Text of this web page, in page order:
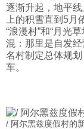
逐渐升起，地平
上的积雪直到5
“浪漫村”和“月光
混：那里是自发
名村制定总体规
车。
/ 阿尔黑兹度假村的